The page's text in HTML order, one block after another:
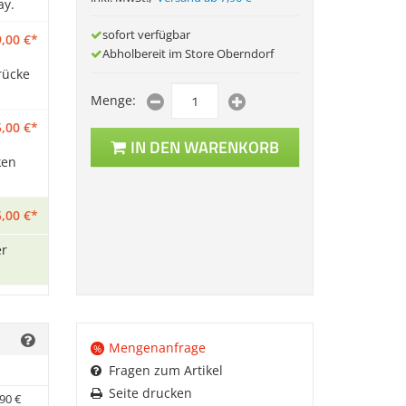
00 €*
00 €*
00 €*
€
sofort verfügbar
Abholbereit im Store Oberndorf
Menge:
IN DEN WARENKORB
%
Mengenanfrage
Fragen zum Artikel
Seite drucken